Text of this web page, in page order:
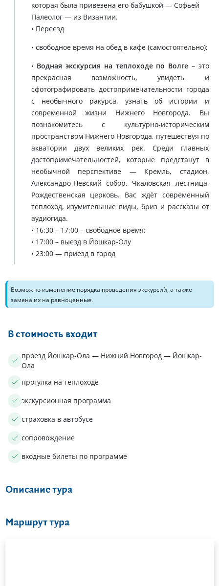
которая была привезена его бабушкой — Софьей
Палеолог — из Византии.
• Переезд
• свободное время на обед в кафе (самостоятельно);
• Водная экскурсия на теплоходе по Волге – это
прекрасная возможность, увидеть и
сфотографировать достопримечательности города
с необычного ракурса, узнать об истории и
современной жизни Нижнего Новгорода. Вы
познакомитесь с культурно-историческим
пространством Нижнего Новгорода, путешествуя по
акватории двух великих рек. Среди главных
достопримечательностей, которые предстанут в
необычной перспективе — Кремль, стадион,
Александро-Невский собор, Чкаловская лестница,
Рождественская церковь. Вас ждёт современный
теплоход, изумительные виды, бриз и рассказы от
аудиогида.
• 16:30 – 17:00 – свободное время;
• 17:00 – выезд в Йошкар-Олу
• 23:00 — приезд в город
Возможно изменение порядка проведения экскурсий, а также
замена их на равноценные.
В стоимость входит
проезд Йошкар-Ола — Нижний Новгород — Йошкар-
Ола
прогулка на теплоходе
экскурсионная программа
страховка в автобусе
сопровождение
входные билеты по программе
Описание тура
Маршрут тура